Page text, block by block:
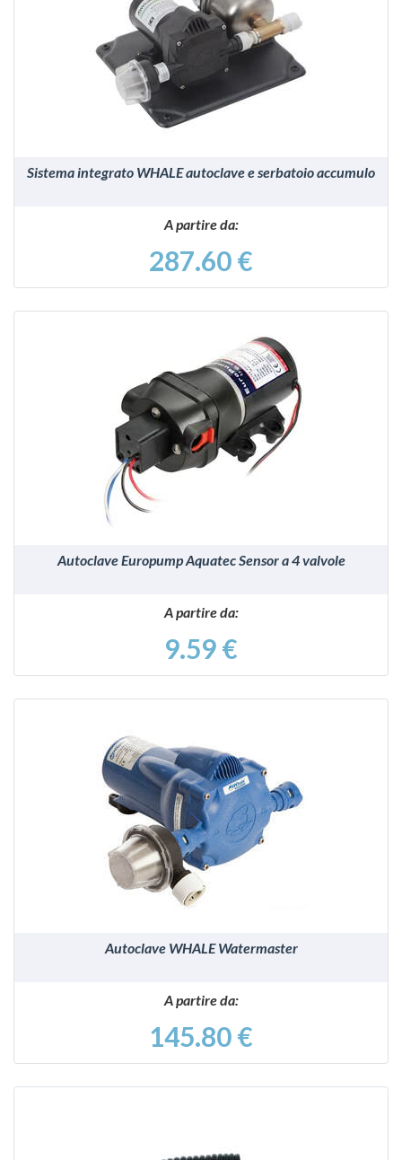
Sistema integrato WHALE autoclave e serbatoio accumulo
A partire da:
287.60 €
VEDI
Autoclave Europump Aquatec Sensor a 4 valvole
A partire da:
9.59 €
VEDI
Autoclave WHALE Watermaster
A partire da:
145.80 €